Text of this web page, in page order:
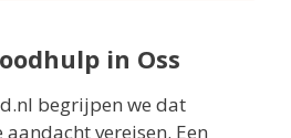
in Oss
begrijpen we dat
vereisen. Een